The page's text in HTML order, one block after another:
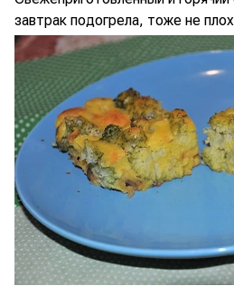
завтрак подогрела, тоже не